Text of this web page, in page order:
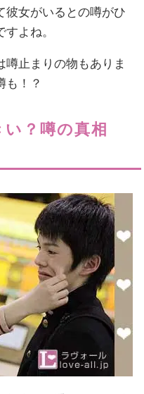
彼女がいるとの噂がひ
よね。
噂止まりの物もありま
も！？
？噂の真相